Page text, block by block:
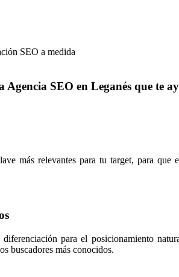
SEO a medida
Agencia SEO en Leganés que te
más relevantes para tu target, para
para el posicionamiento
buscadores más conocidos.